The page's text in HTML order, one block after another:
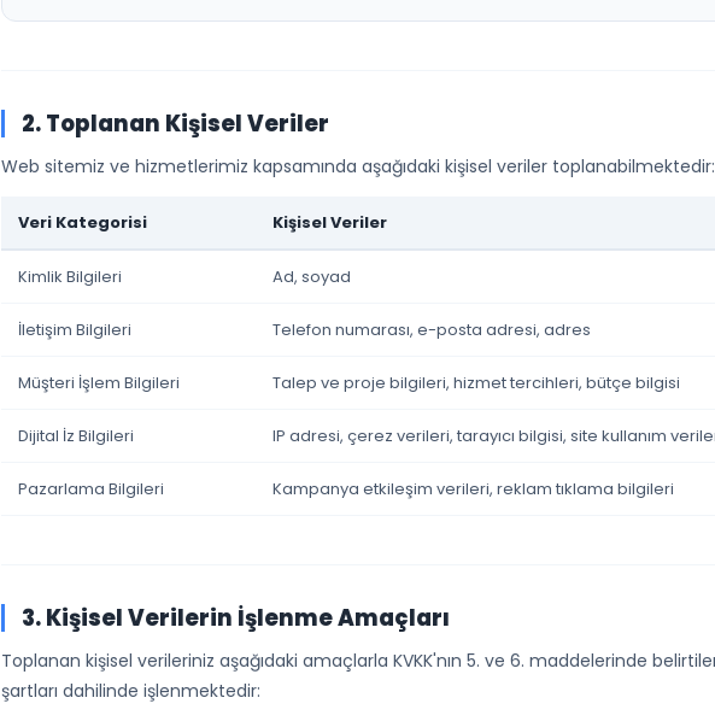
2. Toplanan Kişisel Veriler
Web sitemiz ve hizmetlerimiz kapsamında aşağıdaki kişisel veriler toplanabilmektedir:
Veri Kategorisi Kişisel Veriler
Kimlik Bilgileri Ad, soyad
İletişim Bilgileri Telefon numarası, e-posta adresi, adres
Müşteri İşlem Bilgileri Talep ve proje bilgileri, hizmet tercihleri, bütçe bilgisi
Dijital İz Bilgileri IP adresi, çerez verileri, tarayıcı bilgisi, site kullanım
Pazarlama Bilgileri Kampanya etkileşim verileri, reklam tıklama bilgileri
3. Kişisel Verilerin İşlenme Amaçları
Toplanan kişisel verileriniz aşağıdaki amaçlarla KVKK'nın 5. ve 6. maddelerinde
şartları dahilinde işlenmektedir: